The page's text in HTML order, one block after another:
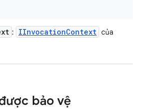
: IInvocationContext của
bảo vệ